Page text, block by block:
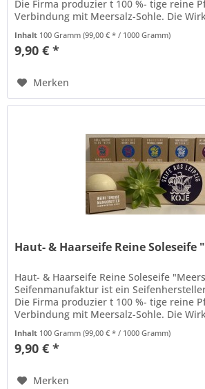
Die Firma produzier t 100 %- tige reine
Verbindung mit Meersalz-Sohle. Die
Inhalt 100 Gramm(99,00 € * / 1000 Gramm)
9,90 € *
Merken
Haut- & Haarseife Reine Soleseife
Haut- & Haarseife Reine Soleseife
Seifenmanufaktur ist ein
Die Firma produzier t 100 %- tige reine
Verbindung mit Meersalz-Sohle. Die
Inhalt 100 Gramm(99,00 € * / 1000 Gramm)
9,90 € *
Merken